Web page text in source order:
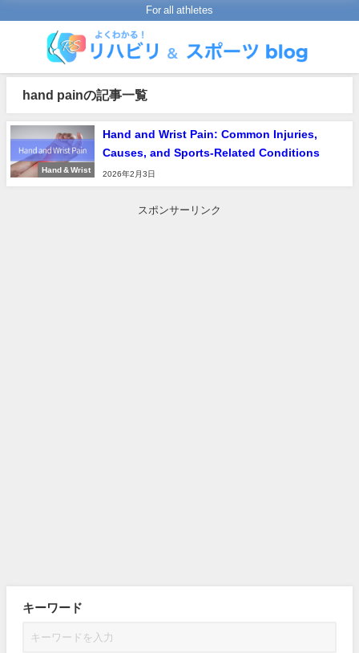
For all athletes
hand painの記事一覧
Hand & Wrist
Hand and Wrist Pain: Common Injuries,
Causes, and Sports-Related Conditions
2026年2月3日
スポンサーリンク
キーワード